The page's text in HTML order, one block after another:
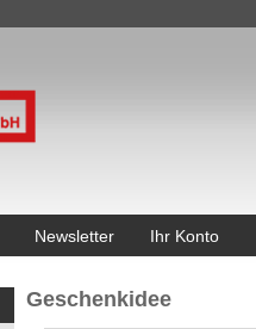
Newsletter Ihr Konto
Geschenkidee